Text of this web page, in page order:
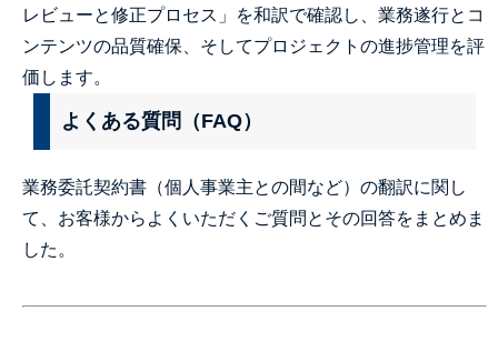
レビューと修正プロセス」を和訳で確認し、業務遂行とコ
ンテンツの品質確保、そしてプロジェクトの進捗管理を評
価します。
よくある質問（FAQ）
業務委託契約書（個人事業主との間など）の翻訳に関し
て、お客様からよくいただくご質問とその回答をまとめま
した。